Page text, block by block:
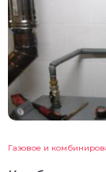
Газовое и